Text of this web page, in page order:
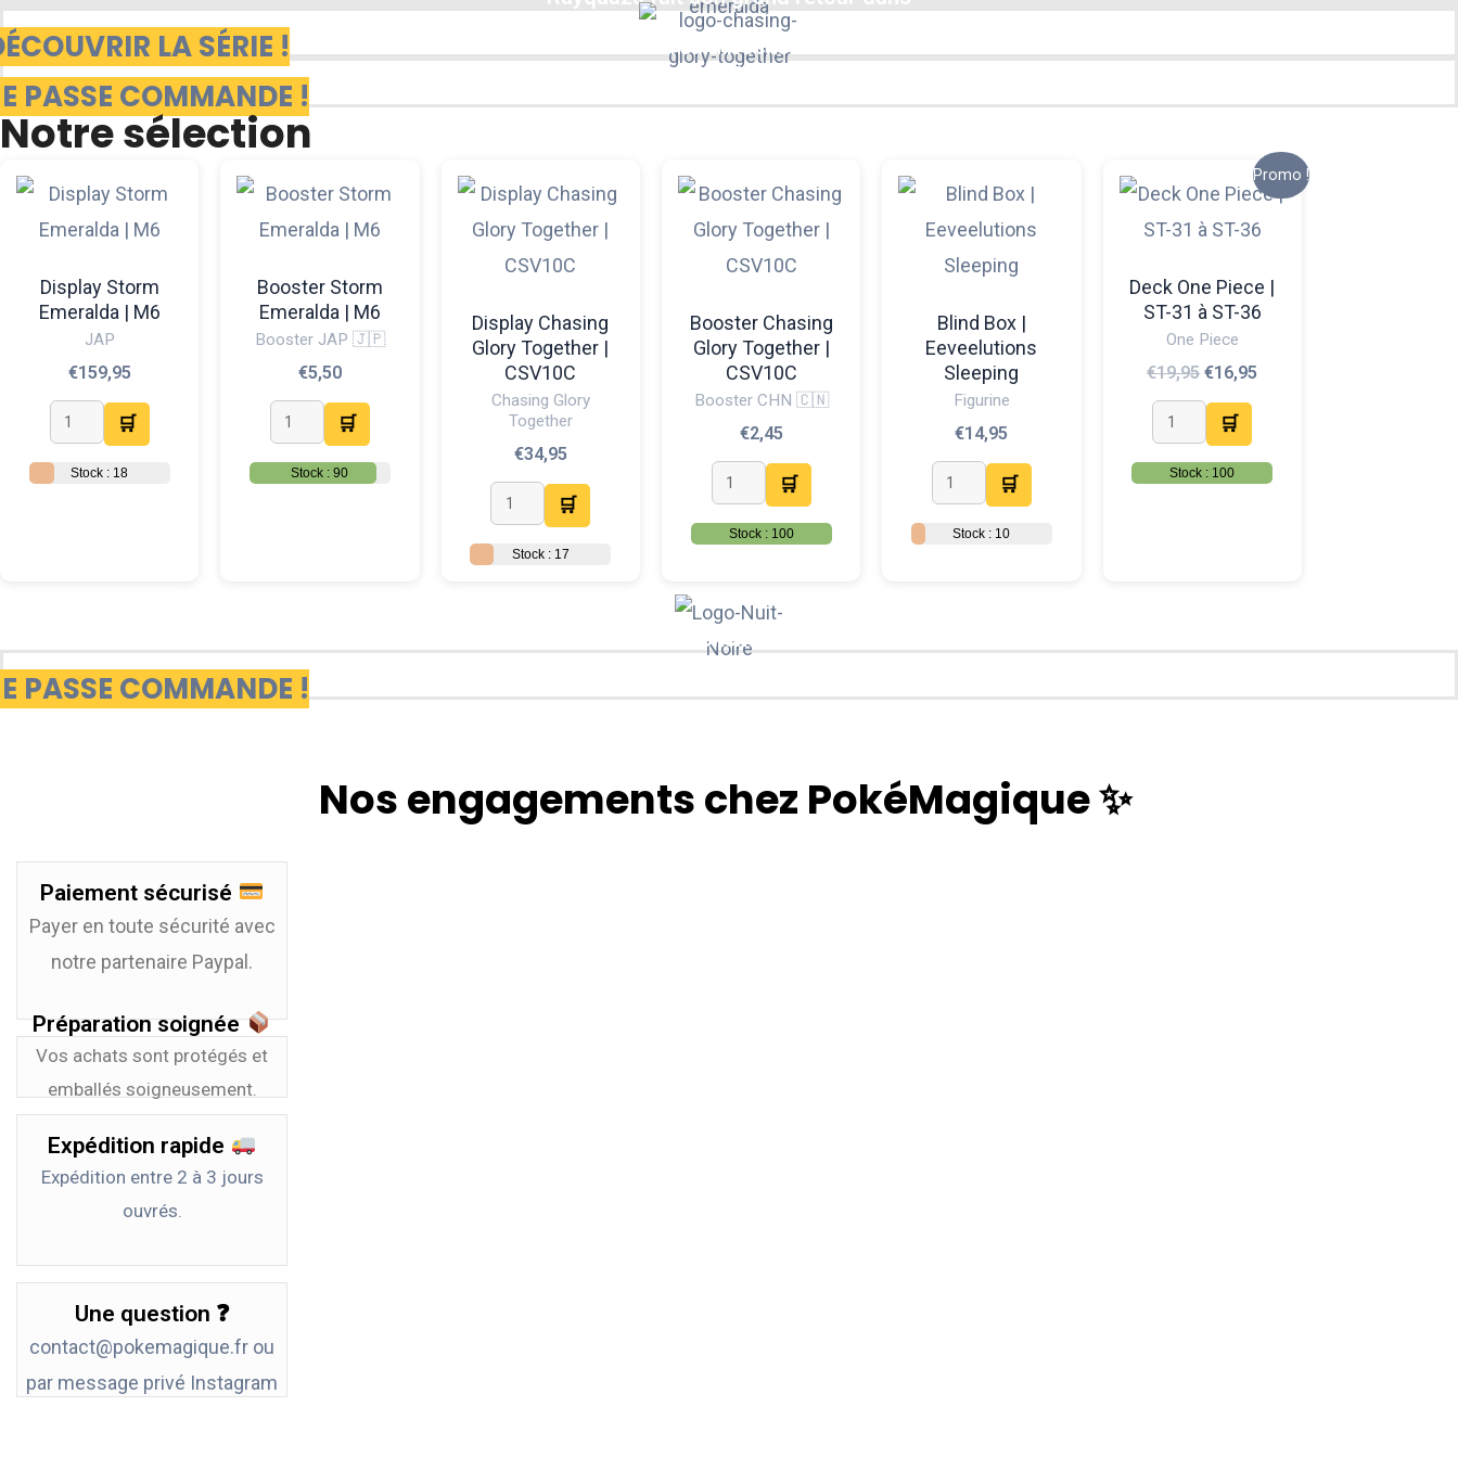
une extension explosive ! 💚
LA SÉRIE !
Le Mewtwo de la Team Rocket vous attend... 👀
Découvrez cette nouvelle série chinoise 🇨🇳
PASSE COMMANDE !
Notre sélection
Display Storm
Emeralda | M6
JAP
€159,95
🛒
Stock : 18
Booster Storm
Emeralda | M6
Booster JAP 🇯🇵
€5,50
🛒
Stock : 90
Display Chasing
Glory Together |
CSV10C
Chasing Glory
Together
€34,95
🛒
Stock : 17
Booster Chasing
Glory Together |
CSV10C
Booster CHN 🇨🇳
€2,45
🛒
Stock : 100
Blind Box |
Eeveelutions
Sleeping
Figurine
€14,95
🛒
Stock : 10
Promo !
Deck One Piece |
ST-31 à ST-36
One Piece
€19,95
prix
était :
€16,95
Le
prix
est :
🛒
Stock : 100
plusieurs
variations.
peuvent
être
Des terribles Pokémon rodent dans
PASSE COMMANDE !
Nos engagements chez PokéMagique ✨
Paiement sécurisé
Payer en toute sécurité avec
notre partenaire Paypal.
Préparation soignée
Vos achats sont protégés et
emballés soigneusement.
Expédition rapide
Expédition entre 2 à 3 jours
ouvrés.
Une question ❓
contact@pokemagique.fr ou
par message privé Instagram